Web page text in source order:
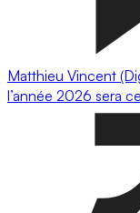
Matthieu Vincent
l’année 2026 sera